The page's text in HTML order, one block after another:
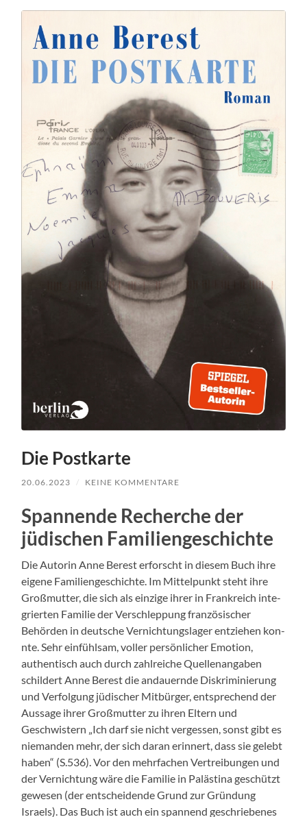
Die Postkarte
20.06.2023 / KEINE KOMMENTARE
Spannende Recherche der
jüdischen Familiengeschichte
Die Autorin Anne Berest erforscht in diesem Buch ihre
eigene Fam­i­liengeschichte. Im Mit­telpunkt ste­ht ihre
Groß­mut­ter, die sich als einzige ihrer in Frankre­ich inte­
gri­erten Fam­i­lie der Ver­schlep­pung franzö­sis­ch­er
Behör­den in deutsche Ver­nich­tungslager entziehen kon­
nte. Sehr ein­fühlsam, voller per­sön­lich­er Emo­tion,
authen­tisch auch durch zahlre­iche Quel­lenangaben
schildert Anne Berest die andauernde Diskri­m­inierung
und Ver­fol­gung jüdis­ch­er Mit­bürg­er, entsprechend der
Aus­sage ihrer Groß­mut­ter zu ihren Eltern und
Geschwis­tern „Ich darf sie nicht vergessen, son­st gibt es
nie­man­den mehr, der sich daran erin­nert, dass sie gelebt
haben“ (S.536). Vor den mehrfachen Vertrei­bun­gen und
der Ver­nich­tung wäre die Fam­i­lie in Palästi­na geschützt
gewe­sen (der entschei­dende Grund zur Grün­dung
Israels). Das Buch ist auch ein span­nend geschriebenes